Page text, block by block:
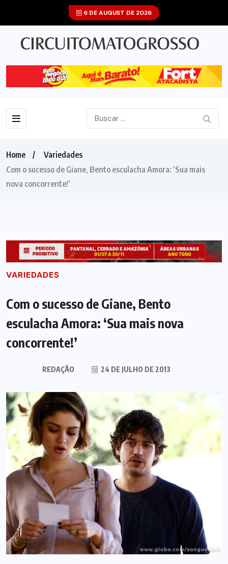
6 DE AUGUST DE 2026
Home
Variedades
Com o sucesso de Giane, Bento esculacha Amora: ‘Sua mais
nova concorrente!’
VARIEDADES
Com o sucesso de Giane, Bento
esculacha Amora: ‘Sua mais nova
concorrente!’
REDAÇÃO 24 DE JULHO DE 2013